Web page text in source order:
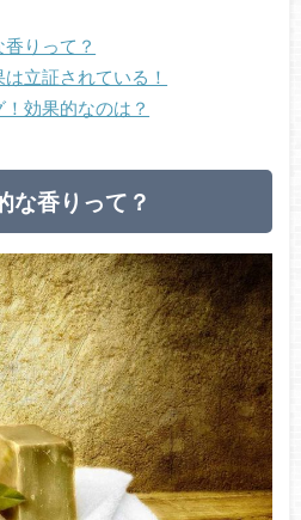
りって？
立証されている！
効果的なのは？
な香りって？